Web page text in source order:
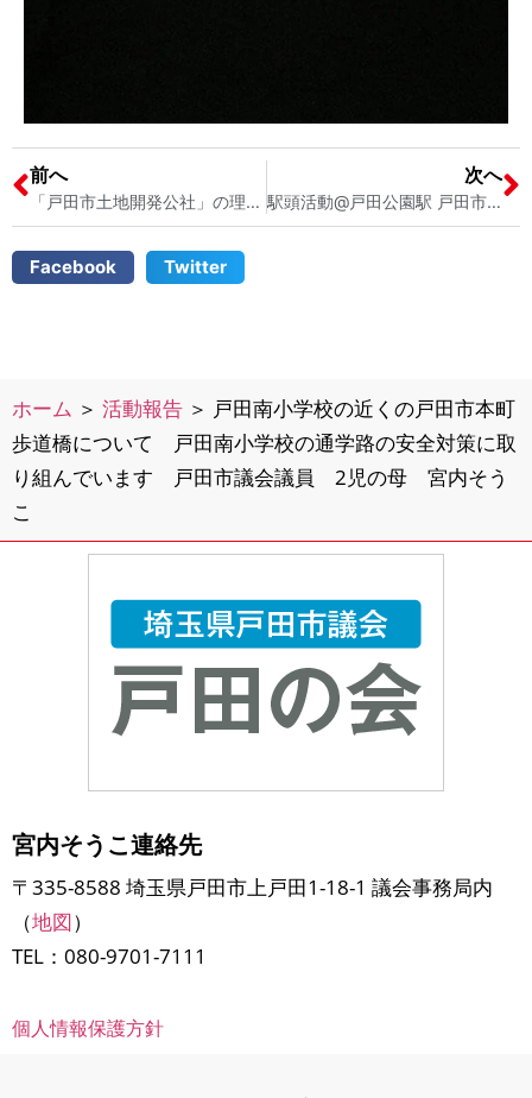
前へ
「戸田市土地開発公社」の理事会に出席しました 戸田市議会議員 宮内そうこ
次へ
駅頭活動@戸田公園駅 戸田市議会議員 宮内そうこ
Facebook Twitter
ホーム ＞ 活動報告 ＞ 戸田南小学校の近くの戸田市本町
歩道橋について 戸田南小学校の通学路の安全対策に取
り組んでいます 戸田市議会議員 2児の母 宮内そう
こ
宮内そうこ連絡先
〒335-8588 埼玉県戸田市上戸田1-18-1 議会事務局内
（地図）
TEL：080-9701-7111
個人情報保護方針